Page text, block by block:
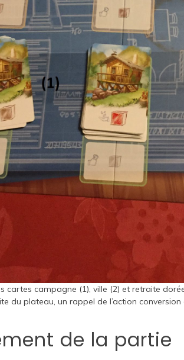
cartes campagne (1), ville (2) et retraite
du plateau, un rappel de l’action
de la partie